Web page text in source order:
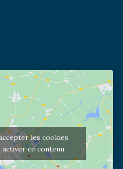
les cookies
ce contenu